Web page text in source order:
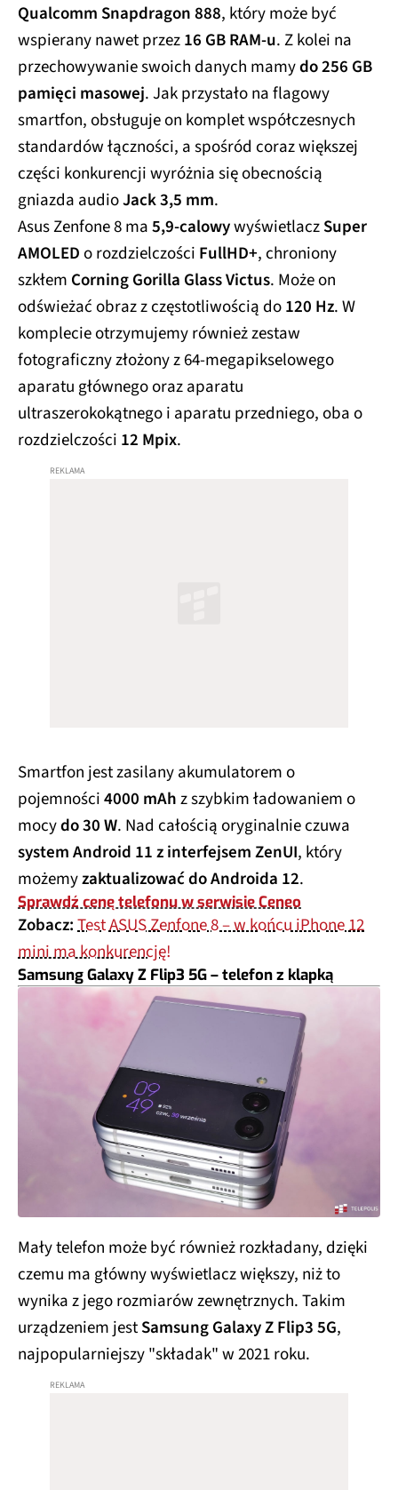
Qualcomm Snapdragon 888, który może być
wspierany nawet przez16 GB RAM-u. Z kolei na
przechowywanie swoich danych mamydo 256 GB
pamięci masowej. Jak przystało na flagowy
smartfon, obsługuje on komplet współczesnych
standardów łączności, a spośród coraz większej
części konkurencji wyróżnia się obecnością
gniazda audioJack 3,5 mm.
Asus Zenfone 8 ma5,9-calowywyświetlaczSuper
AMOLEDo rozdzielczości FullHD+, chroniony
szkłem Corning Gorilla Glass Victus. Może on
odświeżać obraz z częstotliwością do120 Hz. W
komplecie otrzymujemy również zestaw
fotograficzny złożony z 64-megapikselowego
aparatu głównego oraz aparatu
ultraszerokokątnego i aparatu przedniego, oba o
rozdzielczości 12 Mpix.
Smartfon jest zasilany akumulatorem o
pojemności4000 mAhz szybkim ładowaniem o
mocydo 30 W. Nad całością oryginalnie czuwa
system Android 11 z interfejsem ZenUI, który
możemyzaktualizować do Androida 12.
Sprawdź cenę telefonu w serwisie Ceneo
Zobacz:Test ASUS Zenfone 8 – w końcu iPhone 12
mini ma konkurencję!
Samsung Galaxy Z Flip3 5G – telefon z klapką
Mały telefon może być również rozkładany, dzięki
czemu ma główny wyświetlacz większy, niż to
wynika z jego rozmiarów zewnętrznych. Takim
urządzeniem jestSamsung Galaxy Z Flip3 5G,
najpopularniejszy "składak" w 2021 roku.